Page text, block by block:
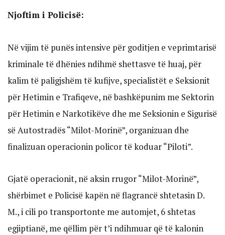
Njoftim i Policisë:
Në vijim të punës intensive për goditjen e veprimtarisë
kriminale të dhënies ndihmë shettasve të huaj, për
kalim të paligjshëm të kufijve, specialistët e Seksionit
për Hetimin e Trafiqeve, në bashkëpunim me Sektorin
për Hetimin e Narkotikëve dhe me Seksionin e Sigurisë
së Autostradës “Milot-Morinë”, organizuan dhe
finalizuan operacionin policor të koduar “Piloti”.
Gjatë operacionit, në aksin rrugor “Milot-Morinë”,
shërbimet e Policisë kapën në flagrancë shtetasin D.
M., i cili po transportonte me automjet, 6 shtetas
egjiptianë, me qëllim për t’i ndihmuar që të kalonin